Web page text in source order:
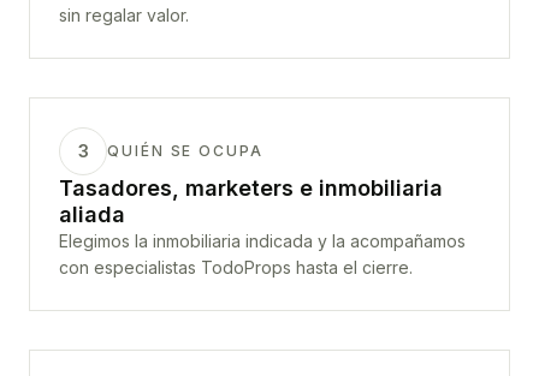
sin regalar valor.
3 QUIÉN SE OCUPA
Tasadores, marketers e inmobiliaria
aliada
Elegimos la inmobiliaria indicada y la acompañamos
con especialistas TodoProps hasta el cierre.